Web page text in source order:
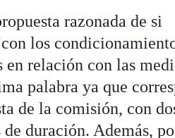
razonada de si
los
en relación con las
palabra ya que
de la comisión, con
duración. Además,